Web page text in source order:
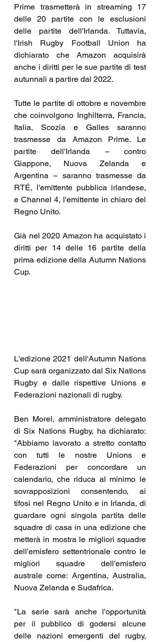
Prime trasmetterà in streaming 17
delle 20 partite con le esclusioni
delle partite dell'Irlanda. Tuttavia,
l'Irish Rugby Football Union ha
dichiarato che Amazon acquisirà
anche i diritti per le sue partite di test
autunnali a partire dal 2022.
Tutte le partite di ottobre e novembre
che coinvolgono Inghilterra, Francia,
Italia, Scozia e Galles saranno
trasmesse da Amazon Prime. Le
partite dell'Irlanda – contro
Giappone, Nuova Zelanda e
Argentina – saranno trasmesse da
RTÉ, l'emittente pubblica irlandese,
e Channel 4, l'emittente in chiaro del
Regno Unito.
Già nel 2020 Amazon ha acquistato i
diritti per 14 delle 16 partite della
prima edizione della Autumn Nations
Cup.
L'edizione 2021 dell'Autumn Nations
Cup sarà organizzato dal Six Nations
Rugby e dalle rispettive Unions e
Federazioni nazionali di rugby.
Ben Morel, amministratore delegato
di Six Nations Rugby, ha dichiarato:
"Abbiamo lavorato a stretto contatto
con tutti le nostre Unions e
Federazioni per concordare un
calendario, che riduca al minimo le
sovrapposizioni consentendo, ai
tifosi nel Regno Unito e in Irlanda, di
guardare ogni singola partita delle
squadre di casa in una edizione che
metterà in mostra le migliori squadre
dell'emisfero settentrionale contro le
migliori squadre dell'emisfero
australe come: Argentina, Australia,
Nuova Zelanda e Sudafrica.
"La serie sarà anche l'opportunità
per il pubblico di godersi alcune
delle nazioni emergenti del rugby,